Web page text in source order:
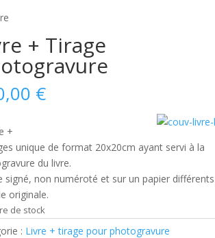
+ Tirage
€
+
unique de format 20x20cm ayant servi à la
du livre.
signé, non numéroté et sur un papier
originale.
de stock
: Livre + tirage pour photogravure